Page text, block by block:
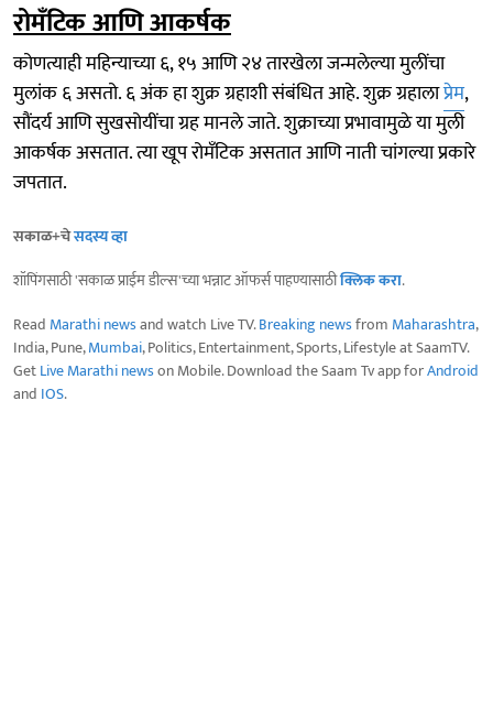
रोमँटिक आणि आकर्षक
कोणत्याही महिन्याच्या ६, १५ आणि २४ तारखेला जन्मलेल्या मुलींचा
मुलांक ६ असतो. ६ अंक हा शुक्र ग्रहाशी संबंधित आहे. शुक्र ग्रहालाप्रेम,
सौंदर्य आणि सुखसोयींचा ग्रह मानले जाते. शुक्राच्या प्रभावामुळे या मुली
आकर्षक असतात. त्या खूप रोमँटिक असतात आणि नाती चांगल्या प्रकारे
जपतात.
सकाळ+चेसदस्य व्हा
शॉपिंगसाठी 'सकाळ प्राईम डील्स'च्या भन्नाट ऑफर्स पाहण्यासाठीक्लिक करा.
Read Marathi newsand watch Live TV.Breaking newsfrom Maharashtra,
India, Pune,Mumbai, Politics, Entertainment, Sports, Lifestyle at SaamTV.
GetLive Marathi newson Mobile. Download the Saam Tv app forAndroid
and IOS.